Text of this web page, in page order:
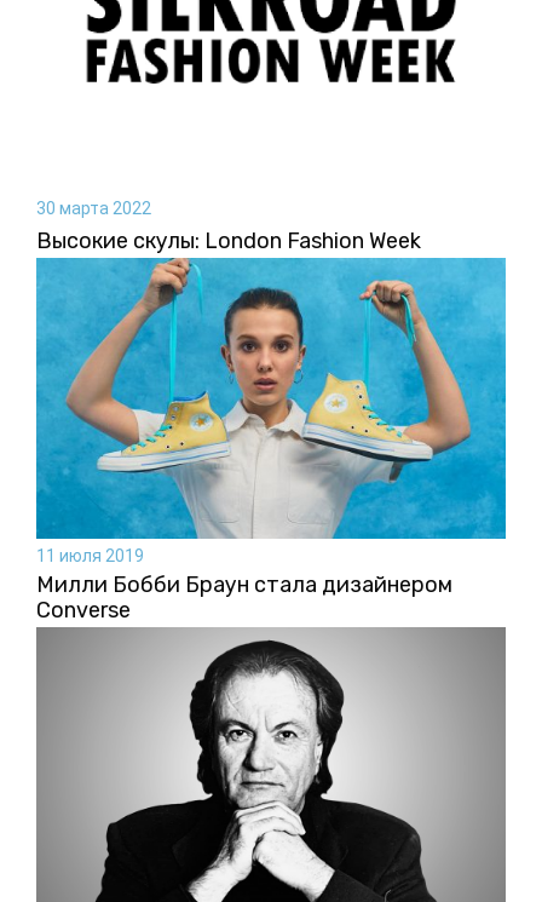
30 марта 2022
Высокие скулы: London Fashion Week
11 июля 2019
Милли Бобби Браун стала дизайнером
Converse